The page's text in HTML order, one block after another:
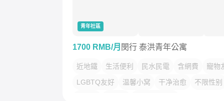
青年社區
1700 RMB/月 閔行 泰洪青年公寓
近地鐵 生活便利 民水民電 含網費
寵物
LGBTQ友好
温馨小窝 干净治愈
不限性别